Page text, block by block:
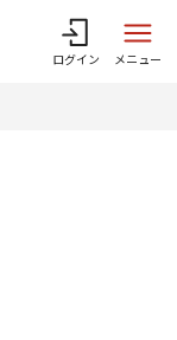
ログイン メニュー